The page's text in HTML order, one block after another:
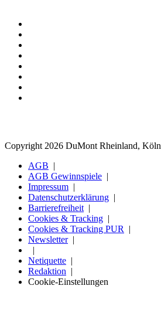
Copyright 2026 DuMont Rheinland, Köln
AGB
AGB Gewinnspiele
Impressum
Datenschutzerklärung
Barrierefreiheit
Cookies & Tracking
Cookies & Tracking PUR
Newsletter
Netiquette
Redaktion
Cookie-Einstellungen